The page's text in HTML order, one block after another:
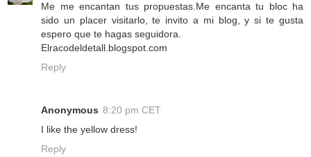
Me me encantan tus propuestas.Me encanta tu bloc ha
sido un placer visitarlo, te invito a mi blog, y si te gusta
espero que te hagas seguidora.
Elracodeldetall.blogspot.com
Reply
Anonymous 8:20 pm CET
I like the yellow dress!
Reply